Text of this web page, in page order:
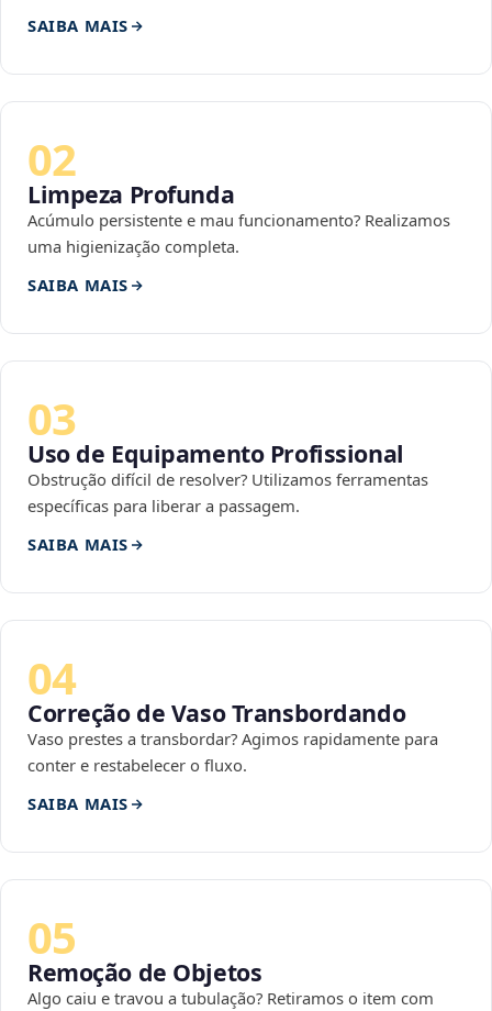
SAIBA MAIS
02
Limpeza Profunda
Acúmulo persistente e mau funcionamento? Realizamos
uma higienização completa.
SAIBA MAIS
03
Uso de Equipamento Profissional
Obstrução difícil de resolver? Utilizamos ferramentas
específicas para liberar a passagem.
SAIBA MAIS
04
Correção de Vaso Transbordando
Vaso prestes a transbordar? Agimos rapidamente para
conter e restabelecer o fluxo.
SAIBA MAIS
05
Remoção de Objetos
Algo caiu e travou a tubulação? Retiramos o item com